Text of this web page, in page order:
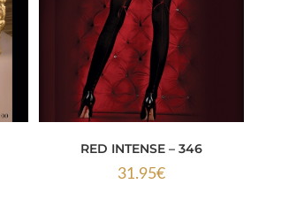
RED INTENSE – 346
31.95€